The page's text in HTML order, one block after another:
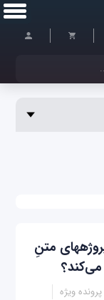
گوگل چگونه پروژه‎های متنِ
پرونده ویژه